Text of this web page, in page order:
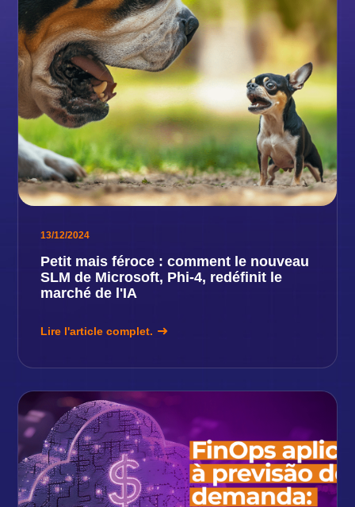
13/12/2024
Petit mais féroce : comment le nouveau
SLM de Microsoft, Phi-4, redéfinit le
marché de l'IA
Lire l'article complet.